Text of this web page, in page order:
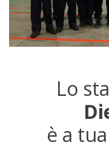
Lo
è a tua